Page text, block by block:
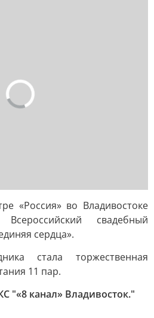
«Россия» во Владивостоке
свадебный
сердца».
стала торжественная
11 пар.
"«8 канал» Владивосток."